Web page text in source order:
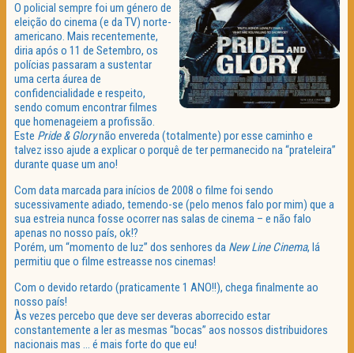
O policial sempre foi um género de
eleição do cinema (e da TV) norte-
americano. Mais recentemente,
diria após o 11 de Setembro, os
polícias passaram a sustentar
uma certa áurea de
confidencialidade e respeito,
sendo comum encontrar filmes
que homenageiem a profissão.
Este Pride & Glorynão envereda (totalmente) por esse caminho e
talvez isso ajude a explicar o porquê de ter permanecido na “prateleira”
durante quase um ano!
Com data marcada para inícios de 2008 o filme foi sendo
sucessivamente adiado, temendo-se (pelo menos falo por mim) que a
sua estreia nunca fosse ocorrer nas salas de cinema – e não falo
apenas no nosso país, ok!?
Porém, um “momento de luz” dos senhores da New Line Cinema, lá
permitiu que o filme estreasse nos cinemas!
Com o devido retardo (praticamente 1 ANO!!), chega finalmente ao
nosso país!
Às vezes percebo que deve ser deveras aborrecido estar
constantemente a ler as mesmas “bocas” aos nossos distribuidores
nacionais mas … é mais forte do que eu!